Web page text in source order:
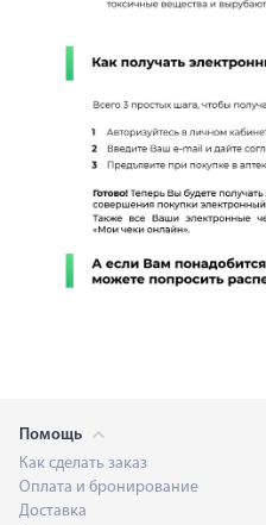
Помощь
Как сделать заказ
Оплата и бронирование
Доставка